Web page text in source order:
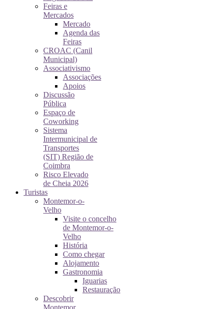
Feiras e
Mercados
Mercado
Agenda das
Feiras
CROAC (Canil
Municipal)
Associativismo
Associações
Apoios
Discussão
Pública
Espaço de
Coworking
Sistema
Intermunicipal de
Transportes
(SIT) Região de
Coimbra
Risco Elevado
de Cheia 2026
Turistas
Montemor-o-
Velho
Visite o concelho
de Montemor-o-
Velho
História
Como chegar
Alojamento
Gastronomia
Iguarias
Restauração
Descobrir
Montemor